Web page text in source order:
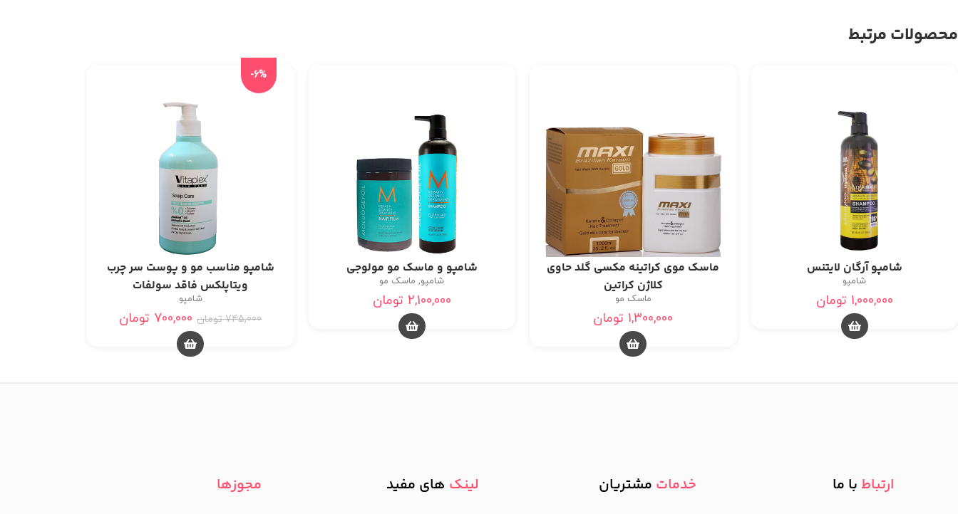
محصولات مرتبط
شامپو آرگان لایتنس
شامپو
1,000,000 تومان
ماسک موی کراتینه مکسی گلد حاوی
کلاژن کراتین
ماسک مو
1,300,000 تومان
شامپو و ماسک مو مولوجی
شامپو, ماسک مو
2,100,000 تومان
-6%
شامپو مناسب مو و پوست سر چرب
ویتاپلکس فاقد سولفات
شامپو
745,000 تومان 700,000 تومان
ارتباط با ما خدمات مشتریان لینک های مفید مجوزها